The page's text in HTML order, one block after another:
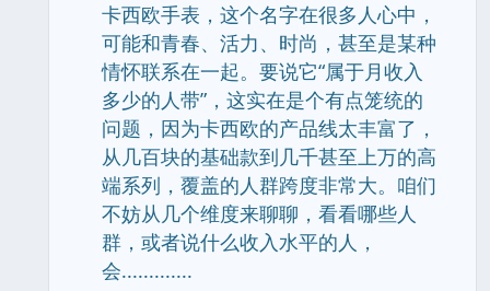
卡西欧手表，这个名字在很多人心中，
可能和青春、活力、时尚，甚至是某种
情怀联系在一起。要说它“属于月收入
多少的人带”，这实在是个有点笼统的
问题，因为卡西欧的产品线太丰富了，
从几百块的基础款到几千甚至上万的高
端系列，覆盖的人群跨度非常大。咱们
不妨从几个维度来聊聊，看看哪些人
群，或者说什么收入水平的人，
会.............